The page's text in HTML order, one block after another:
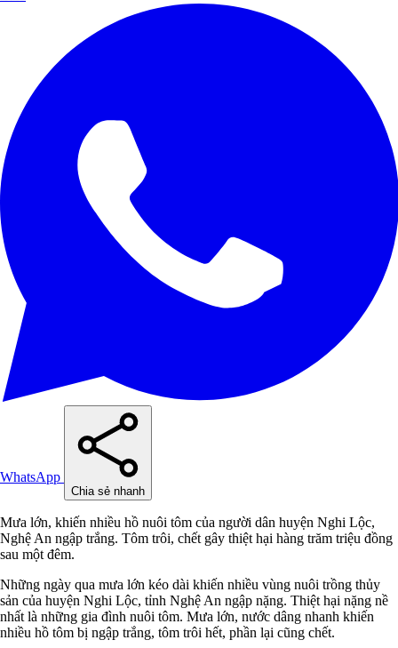
WhatsApp
Chia sẻ nhanh
Mưa lớn, khiến nhiều hồ nuôi tôm của người dân huyện Nghi Lộc,
Nghệ An ngập trắng. Tôm trôi, chết gây thiệt hại hàng trăm triệu đồng
sau một đêm.
Những ngày qua mưa lớn kéo dài khiến nhiều vùng nuôi trồng thủy
sản của huyện Nghi Lộc, tỉnh Nghệ An ngập nặng. Thiệt hại nặng nề
nhất là những gia đình nuôi tôm. Mưa lớn, nước dâng nhanh khiến
nhiều hồ tôm bị ngập trắng, tôm trôi hết, phần lại cũng chết.